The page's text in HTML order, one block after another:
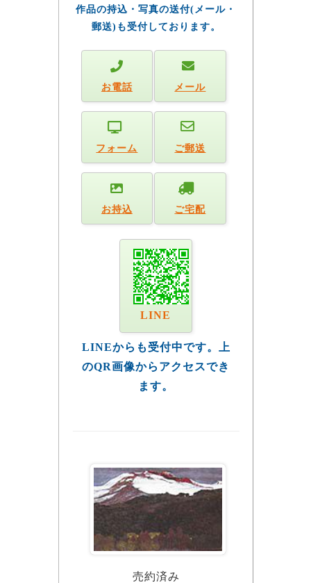
作品の持込・写真の送付(メール・
郵送)も受付しております。
お電話 メール
フォーム ご郵送
お持込 ご宅配
LINE
LINEからも受付中です。上
のQR画像からアクセスでき
ます。
売約済み